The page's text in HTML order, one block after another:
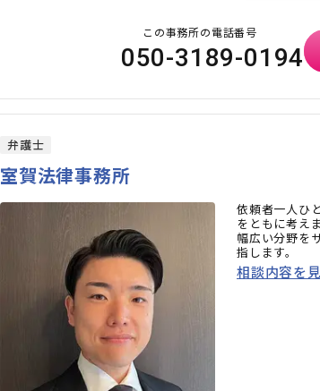
この事務所の電話番号
050-3189-0194
弁護士
室賀法律事務所
依頼者一人ひ
をともに考え
幅広い分野を
指します。
相談内容を